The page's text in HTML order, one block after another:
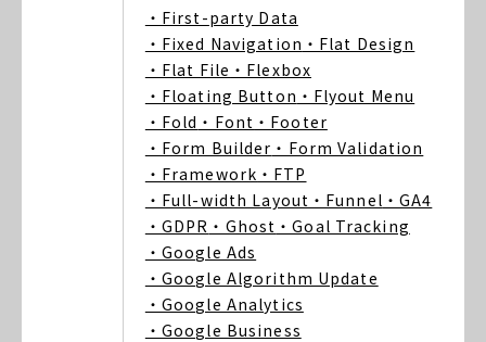
・First-party Data
・Fixed Navigation ・Flat Design
・Flat File ・Flexbox
・Floating Button ・Flyout Menu
・Fold ・Font ・Footer
・Form Builder ・Form Validation
・Framework ・FTP
・Full-width Layout ・Funnel ・GA4
・GDPR ・Ghost ・Goal Tracking
・Google Ads
・Google Algorithm Update
・Google Analytics
・Google Business